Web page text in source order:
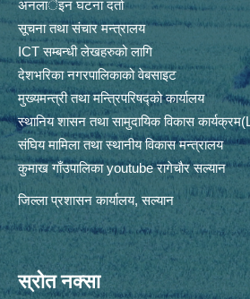
अनलार्इन घटना दर्ता
सूचना तथा संचार मन्त्रालय
ICT सम्बन्धी लेखहरुको लागि
देशभरिका नगरपालिकाको वेबसाइट
मुख्यमन्त्री तथा मन्त्रिपरिषद्को कार्यालय
स्थानिय शासन तथा सामुदायिक विकास
संघिय मामिला तथा स्थानीय विकास मन्त्रालय
कुमाख गाँउपालिका youtube रागेचाैर सल्यान
जिल्ला प्रशासन कार्यालय, सल्यान
स्रोत नक्सा